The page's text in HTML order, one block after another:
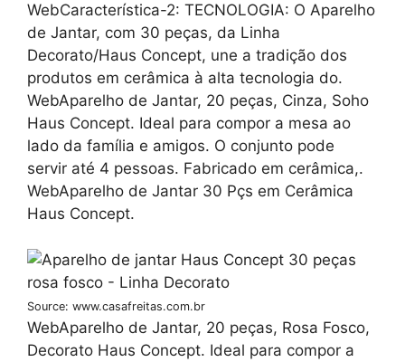
WebCaracterística-2: TECNOLOGIA: O Aparelho
de Jantar, com 30 peças, da Linha
Decorato/Haus Concept, une a tradição dos
produtos em cerâmica à alta tecnologia do.
WebAparelho de Jantar, 20 peças, Cinza, Soho
Haus Concept. Ideal para compor a mesa ao
lado da família e amigos. O conjunto pode
servir até 4 pessoas. Fabricado em cerâmica,.
WebAparelho de Jantar 30 Pçs em Cerâmica
Haus Concept.
Source: www.casafreitas.com.br
WebAparelho de Jantar, 20 peças, Rosa Fosco,
Decorato Haus Concept. Ideal para compor a